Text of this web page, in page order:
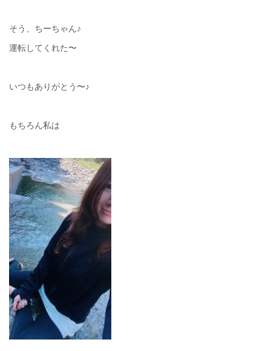
そう、ちーちゃん♪
運転してくれた〜
いつもありがとう〜♪
もちろん私は